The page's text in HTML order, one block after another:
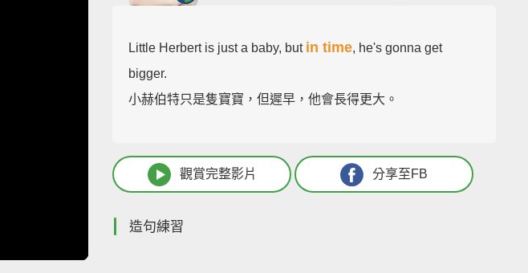
Little Herbert is just a baby, but in time, he's gonna get
bigger.
小赫伯特只是隻寶寶，但遲早，他會長得更大。
觀賞完整影片 分享至FB
造句練習